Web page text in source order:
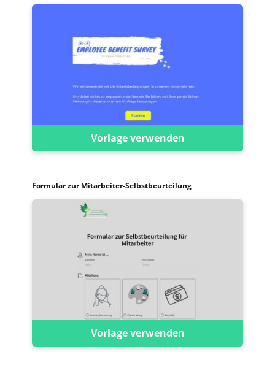
Vorlage verwenden
Formular zur Mitarbeiter-Selbstbeurteilung
Vorlage verwenden